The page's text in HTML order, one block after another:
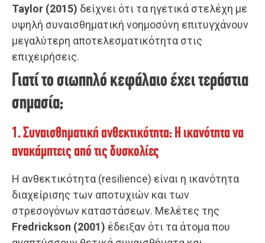
Taylor (2015) δείχνει ότι τα ηγετικά στελέχη με
υψηλή συναισθηματική νοημοσύνη επιτυγχάνουν
μεγαλύτερη αποτελεσματικότητα στις
επιχειρήσεις.
Γιατί το σιωπηλό κεφάλαιο έχει τεράστια
σημασία;
1. Συναισθηματική ανθεκτικότητα: Η ικανότητα να
ανακάμπτεις από τις δυσκολίες
Η ανθεκτικότητα (resilience) είναι η ικανότητα
διαχείρισης των αποτυχιών και των
στρεσογόνων καταστάσεων. Μελέτες της
Fredrickson (2001) έδειξαν ότι τα άτομα που